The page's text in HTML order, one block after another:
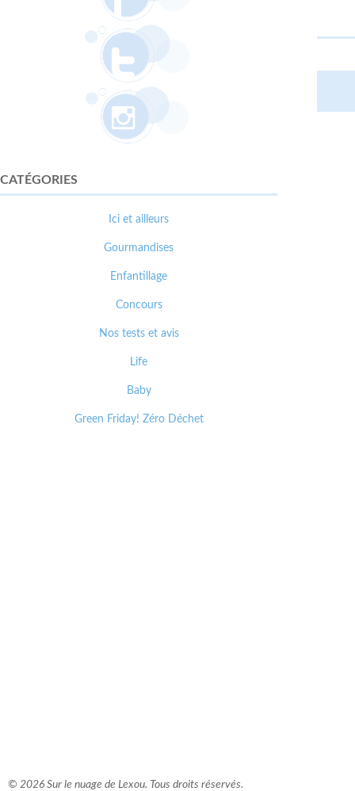
CATÉGORIES
Ici et ailleurs
Gourmandises
Enfantillage
Concours
Nos tests et avis
Life
Baby
Green Friday! Zéro Déchet
© 2026 Sur le nuage de Lexou. Tous droits réservés.